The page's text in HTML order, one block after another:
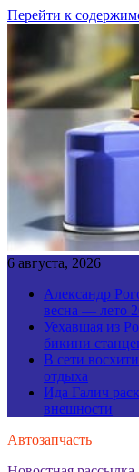
Перейти к
6 августа, 2026
Александр
весна — лето
Уехавшая из
бикини
В сети
отдыха
Ида Галич
внешности
Автозапчасть